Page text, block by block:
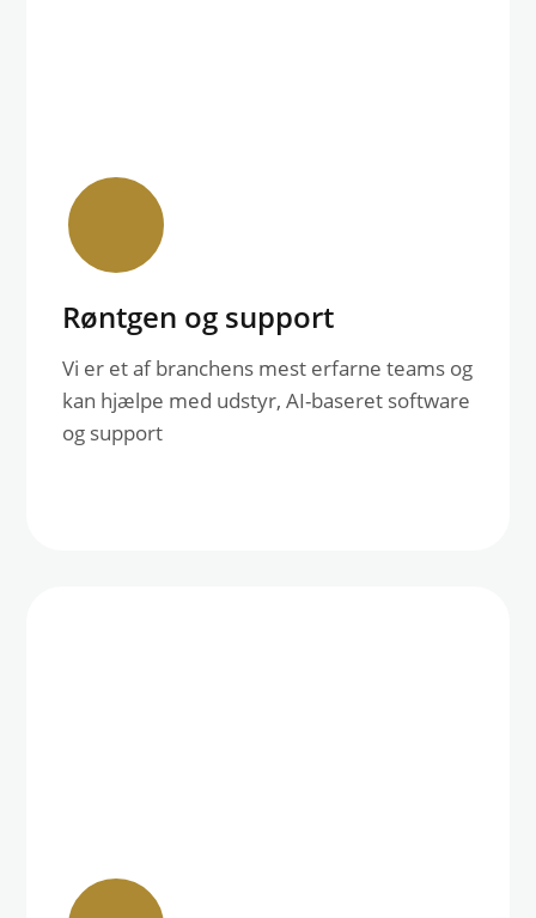
Røntgen og support
Vi er et af branchens mest erfarne teams og
kan hjælpe med udstyr, AI-baseret software
og support